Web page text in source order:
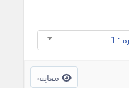
: 1
معاينة